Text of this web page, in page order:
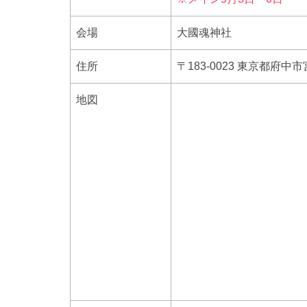
会場 大國魂神社
住所 〒183-0023 東京都府中市
地図